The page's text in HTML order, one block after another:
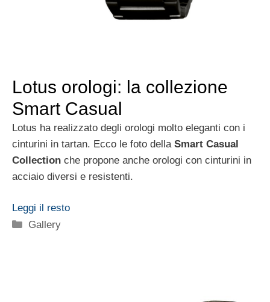
Lotus orologi: la collezione
Smart Casual
Lotus ha realizzato degli orologi molto eleganti con i
cinturini in tartan. Ecco le foto della Smart Casual
Collection che propone anche orologi con cinturini in
acciaio diversi e resistenti.
Leggi il resto
Categorie
Gallery